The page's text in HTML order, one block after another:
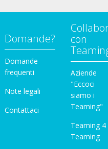
Domande?
Domande
frequenti
Note legali
Contattaci
con
Aziende
"Eccoci
siamo i
Teaming"
Teaming 4
Teaming